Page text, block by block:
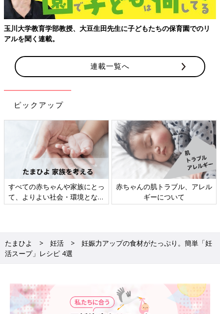
（１）鍋に白ワイン、水1/2カップを入れて中火にかけ、煮立っ
たらさっと洗ったカキを入れる。再び煮立ったら、さらに2分火
を通してふっくらしてきたら、カキを取り出す。煮汁に水をたし
（２）★はすべて1cm角に切る。サラダ油を中火で熱し、ベーコ
める。全体に油がまわったら、バター、小麦粉を加え、具材がか
らむように炒め合わせる。
（３）小麦粉が全体によくからんだら、牛乳、（１）の煮汁を加
える。混ぜながら加熱し、5分ほど煮る。塩、こしょうで味を調
え、食べる直前にカキをもどし入れてさっと温める。器に盛り、
パセリをふる。
麺感覚で楽しめる具だくさんスープ 【春雨と鶏だん
ごのエスニックスープ】
玉川大学教育学部教授、大豆生田先生に子どもたちの保育園でのリ
アルを聞く連載。
連載一覧へ
ピックアップ
すべての赤ちゃんや家族にとっ
て、よりよい社会・環境となる
ことをめざしてさまざまな課題
赤ちゃんの肌トラブル、アレル
ギーについて
たまひよ 妊活
妊娠力アップの食材がたっぷり。簡単「妊
活スープ」レシピ 4選